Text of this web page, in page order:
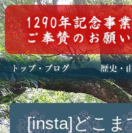
トップページ
ブログ(日々八百万)
お知らせ一覧 歴史・ご祭
年中行事
メディア掲
[insta]どこま